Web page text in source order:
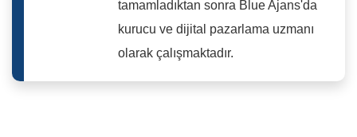
tamamladıktan sonra Blue Ajans'da
kurucu ve dijital pazarlama uzmanı
olarak çalışmaktadır.